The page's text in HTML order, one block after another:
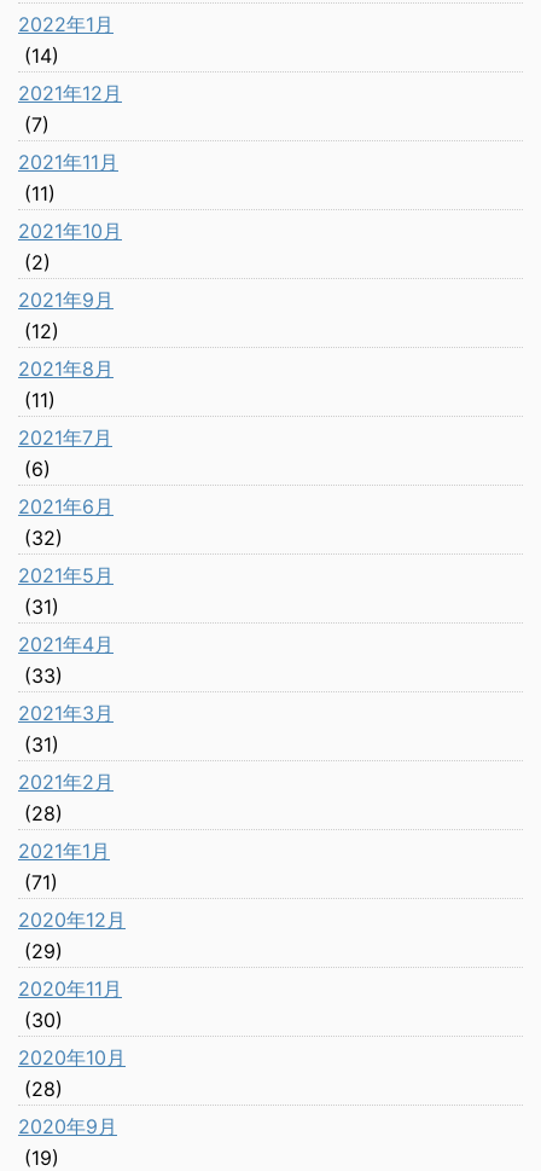
2022年1月
(14)
2021年12月
(7)
2021年11月
(11)
2021年10月
(2)
2021年9月
(12)
2021年8月
(11)
2021年7月
(6)
2021年6月
(32)
2021年5月
(31)
2021年4月
(33)
2021年3月
(31)
2021年2月
(28)
2021年1月
(71)
2020年12月
(29)
2020年11月
(30)
2020年10月
(28)
2020年9月
(19)